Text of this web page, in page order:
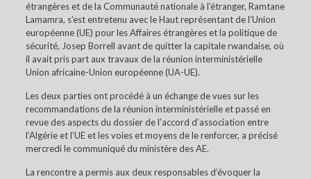
étrangères et de la Communauté nationale à l’étranger, Ramtane
Lamamra, s’est entretenu avec le Haut représentant de l’Union
européenne (UE) pour les Affaires étrangères et la politique de
sécurité, Josep Borrell avant de quitter la capitale rwandaise, où
il avait pris part aux travaux de la réunion interministérielle
Union africaine-Union européenne (UA-UE).
Les deux parties ont procédé à un échange de vues sur les
recommandations de la réunion interministérielle et passé en
revue des aspects du dossier de l’accord d’association entre
l’Algérie et l’UE et les voies et moyens de le renforcer, a précisé
mercredi le communiqué du ministère des AE.
La rencontre a permis aux deux responsables d’évoquer la